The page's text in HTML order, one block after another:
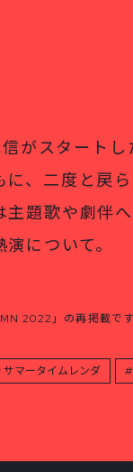
がスタート
、二度と戻
題歌や劇伴
について。
2022」の再掲載です
サマータイムレンダ